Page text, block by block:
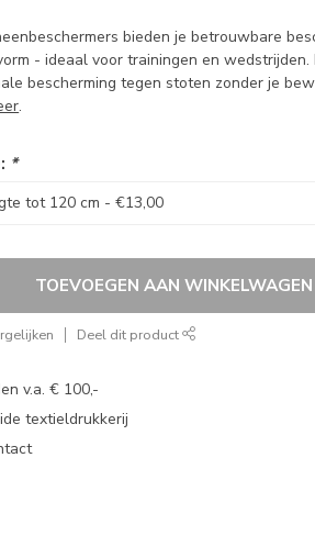
bieden je betrouwbare
- ideaal voor trainingen en
bescherming tegen stoten zonder je
.
*
TOEVOEGEN AAN WINKELWAGEN
Deel dit product
v.a. € 100,-
textieldrukkerij